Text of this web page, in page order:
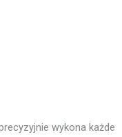
wykona każde